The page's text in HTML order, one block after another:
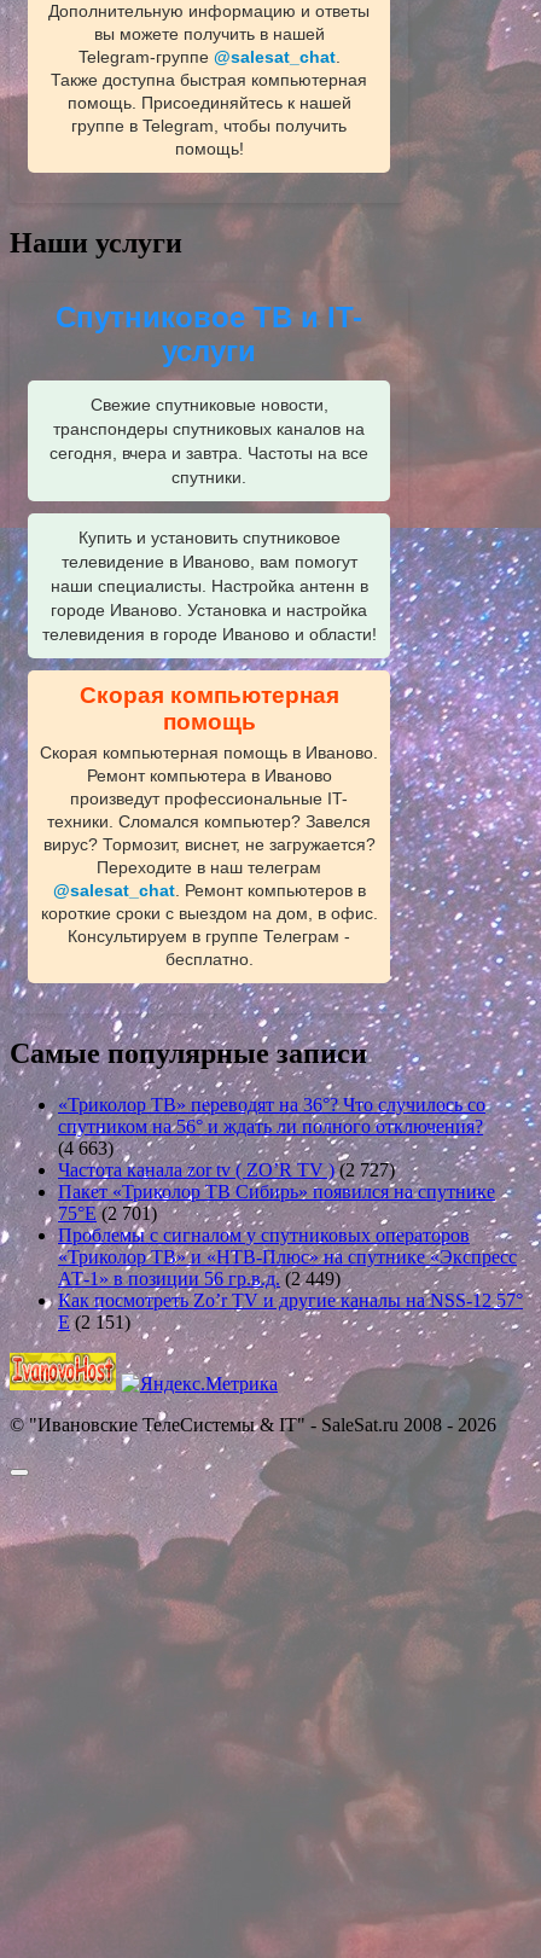
Дополнительную информацию и ответы
вы можете получить в нашей
Telegram‑группе @salesat_chat.
Также доступна быстрая компьютерная
помощь. Присоединяйтесь к нашей
группе в Telegram, чтобы получить
помощь!
Наши услуги
Спутниковое ТВ и IT-
услуги
Свежие спутниковые новости,
транспондеры спутниковых каналов на
сегодня, вчера и завтра. Частоты на все
спутники.
Купить и установить спутниковое
телевидение в Иваново, вам помогут
наши специалисты. Настройка антенн в
городе Иваново. Установка и настройка
телевидения в городе Иваново и области!
Скорая компьютерная
помощь
Скорая компьютерная помощь в Иваново.
Ремонт компьютера в Иваново
произведут профессиональные IT-
техники. Сломался компьютер? Завелся
вирус? Тормозит, виснет, не загружается?
Переходите в наш телеграм
@salesat_chat. Ремонт компьютеров в
короткие сроки с выездом на дом, в офис.
Консультируем в группе Телеграм -
бесплатно.
Самые популярные записи
«Триколор ТВ» переводят на 36°? Что случилось со
спутником на 56° и ждать ли полного отключения?
(4 663)
Частота канала zor tv ( ZO’R TV ) (2 727)
Пакет «Триколор ТВ Сибирь» появился на спутнике
75°E (2 701)
Проблемы с сигналом у спутниковых операторов
«Триколор ТВ» и «НТВ-Плюс» на спутнике «Экспресс
АТ-1» в позиции 56 гр.в.д. (2 449)
Как посмотреть Zo’r TV и другие каналы на NSS-12 57°
E (2 151)
© "Ивановские ТелеСистемы & IT" - SaleSat.ru 2008 - 2026
Прокрутить
вверх